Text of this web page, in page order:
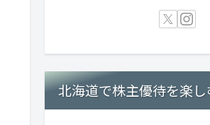
北海道で株主優待を楽